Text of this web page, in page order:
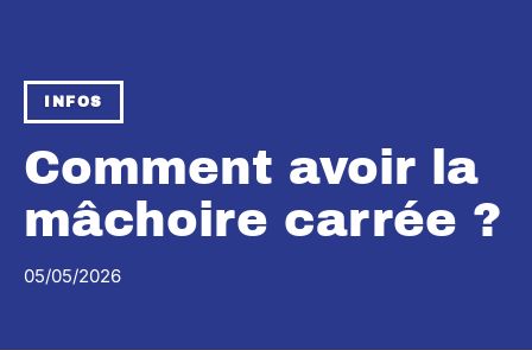
INFOS
Comment avoir la
mâchoire carrée ?
05/05/2026